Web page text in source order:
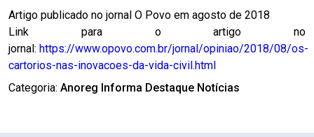
Artigo publicado no jornal O Povo em agosto de 2018
Link para o artigo no
jornal: https://www.opovo.com.br/jornal/opiniao/2018/08/os-
cartorios-nas-inovacoes-da-vida-civil.html
Categoria: Anoreg Informa Destaque Notícias